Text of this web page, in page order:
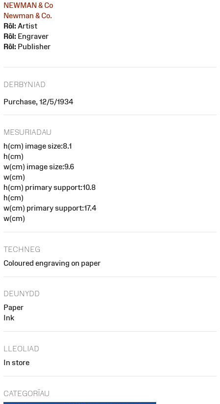
NEWMAN & Co
Newman & Co.
Rôl: Artist
Rôl: Engraver
Rôl: Publisher
DERBYNIAD
Purchase, 12/5/1934
MESURIADAU
h(cm) image size:8.1
h(cm)
w(cm) image size:9.6
w(cm)
h(cm) primary support:10.8
h(cm)
w(cm) primary support:17.4
w(cm)
TECHNEG
Coloured engraving on paper
DEUNYDD
Paper
Ink
LLEOLIAD
In store
CATEGORÏAU